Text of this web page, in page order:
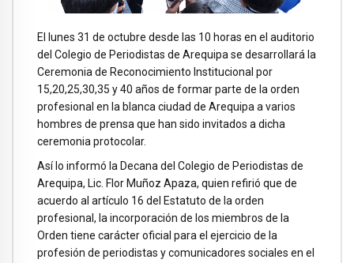
El lunes 31 de octubre desde las 10 horas en el auditorio
del Colegio de Periodistas de Arequipa se desarrollará la
Ceremonia de Reconocimiento Institucional por
15,20,25,30,35 y 40 años de formar parte de la orden
profesional en la blanca ciudad de Arequipa a varios
hombres de prensa que han sido invitados a dicha
ceremonia protocolar.
Así lo informó la Decana del Colegio de Periodistas de
Arequipa, Lic. Flor Muñoz Apaza, quien refirió que de
acuerdo al artículo 16 del Estatuto de la orden
profesional, la incorporación de los miembros de la
Orden tiene carácter oficial para el ejercicio de la
profesión de periodistas y comunicadores sociales en el